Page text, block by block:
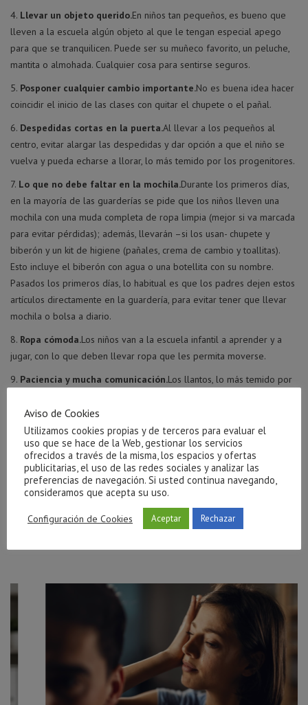
Llevar un objeto querido.En niños tan pequeños, es bueno que
lleven a la escuela algún objeto al que le tengan especial apego
para que se tranquilicen. Puede ser su muñeco favorito, un peluche,
mantita o almohada. Cualquier cosa para sentirse seguros.
Posponer cualquier cambio importante.No es buena idea hacer
coincidir el inicio de las clases con quitar el chupete o el pañal.
Despedidas cortas en la puerta.Al llevar a los pequeños al
centro, evitar alargar las despedidas y dar opción a que el niño se
vuelva y pueda echarse a llorar, lo más temido por los progenitores.
Lo que no debe faltar en la mochila.Durante los primeros días,
en la mayoría de las guarderías se pide que los niños lleven una
mochila con una muda completa de ropa limpia (mejor si va marcada
para evitar pérdidas); además, llevarán –si los usan- chupete y
biberón y un kit de higiene (pañales, crema de cambio y toallitas).
Esto incluye el biberón con agua o una botellita con su nombre.
Pasados los primeros días, lo habitual es que los padres dejen estos
artículos directamente en la guardería, para evitar tener que llevar
mochila o bolsa a diario.
Ropa cómoda.Los niños van a la escuela infantil a aprender y a
jugar, con lo que deben llevar ropa que les permita moverse.
Paciencia y mucha comunicación.Los llantos, lo más temido por
paciencia para que los niños creen vínculos afectivos con sus ‘seños’ y
para ello ayuda mucho que sientan la tranquilidad de sus padres.
Publicaciones Relacionadas
Aviso de Cookies
Utilizamos cookies propias y de terceros para evaluar el
uso que se hace de la Web, gestionar los servicios
ofrecidos a través de la misma, los espacios y ofertas
publicitarias, el uso de las redes sociales y analizar las
preferencias de navegación. Si usted continua navegando,
consideramos que acepta su uso.
Configuración de Cookies Aceptar Rechazar